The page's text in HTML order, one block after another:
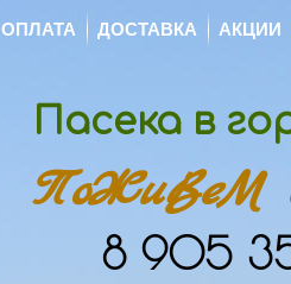
Пасека в
ПоЖиВеМ
8 905
ОПЛАТА ДОСТАВКА АКЦИИ